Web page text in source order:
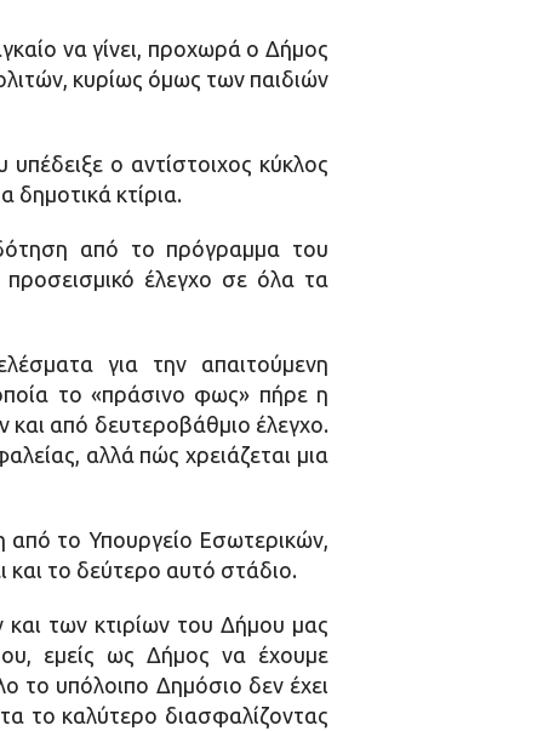
να γίνει, προχωρά ο Δήμος
κυρίως όμως των παιδιών
ο αντίστοιχος κύκλος
δημοτικά κτίρια.
από το πρόγραμμα του
έλεγχο σε όλα τα
για την απαιτούμενη
το «πράσινο φως» πήρε η
και από δευτεροβάθμιο έλεγχο.
αλλά πώς χρειάζεται μια
από το Υπουργείο Εσωτερικών,
και το δεύτερο αυτό στάδιο.
και των κτιρίων του Δήμου μας
εμείς ως Δήμος να έχουμε
το υπόλοιπο Δημόσιο δεν έχει
το καλύτερο διασφαλίζοντας